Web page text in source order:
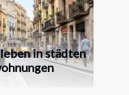
in städten